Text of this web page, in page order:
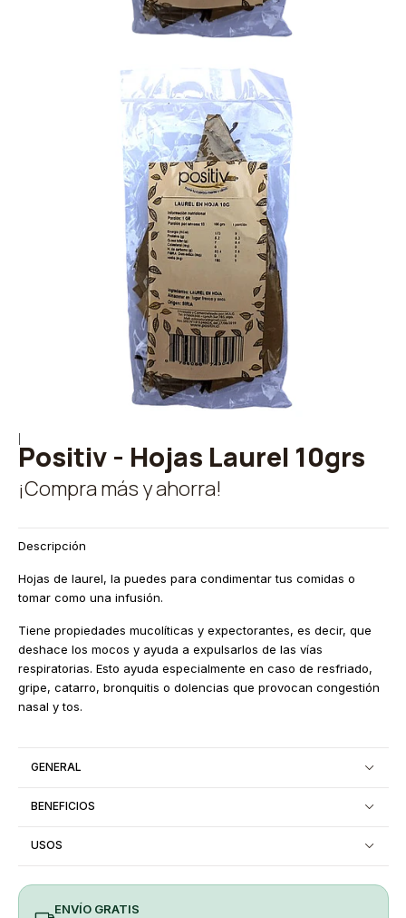
Positiv - Hojas Laurel 10grs
¡Compra más y ahorra!
Descripción
Hojas de laurel, la puedes para condimentar tus comidas o
tomar como una infusión.
Tiene propiedades mucolíticas y expectorantes, es decir, que
deshace los mocos y ayuda a expulsarlos de las vías
respiratorias. Esto ayuda especialmente en caso de resfriado,
gripe, catarro, bronquitis o dolencias que provocan congestión
nasal y tos.
GENERAL
BENEFICIOS
USOS
ENVÍO GRATIS